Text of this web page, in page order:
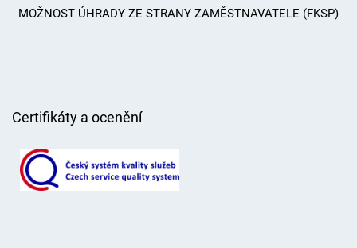
MOŽNOST ÚHRADY ZE STRANY ZAMĚSTNAVATELE (FKSP)
Certifikáty a ocenění